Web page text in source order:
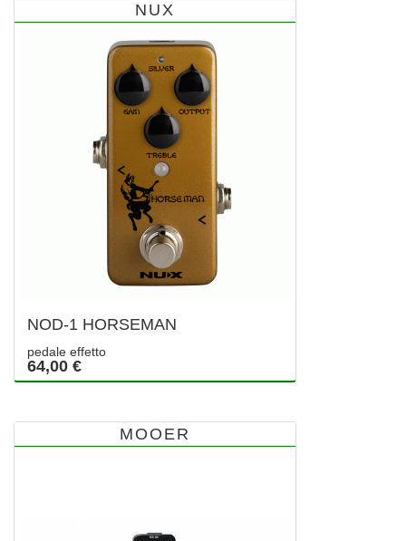
NUX
NOD-1 HORSEMAN
pedale effetto
64,00 €
MOOER